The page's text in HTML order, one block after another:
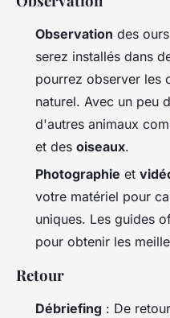
Observation des
serez installés dans
pourrez observer les
naturel. Avec un peu
d'autres animaux
et des oiseaux.
Photographie et
votre matériel pour
uniques. Les guides
pour obtenir les
Retour
Débriefing : De